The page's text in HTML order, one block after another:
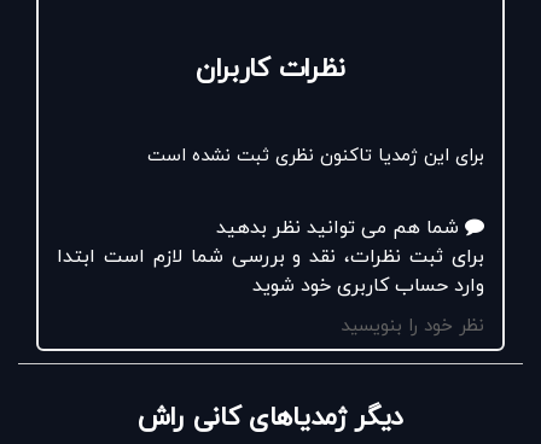
نظرات کاربران
برای این ژمدیا تاکنون نظری ثبت نشده است
شما هم می توانید نظر بدهید
برای ثبت نظرات، نقد و بررسی شما لازم است ابتدا
وارد حساب کاربری خود شوید
نظر خود را بنویسید
دیگر ژمدیاهای کانی راش